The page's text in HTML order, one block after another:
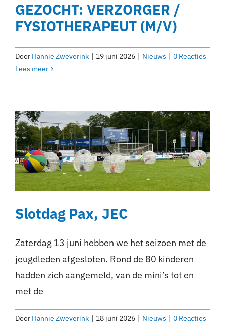
GEZOCHT: VERZORGER /
FYSIOTHERAPEUT (M/V)
Door Hannie Zweverink 19 juni 2026 Nieuws
0 Reacties
Lees meer
Slotdag Pax, JEC
Zaterdag 13 juni hebben we het seizoen met de
jeugdleden afgesloten. Rond de 80 kinderen
hadden zich aangemeld, van de mini’s tot en
met de
Door Hannie Zweverink | 18 juni 2026 | Nieuws | 0 Reacties